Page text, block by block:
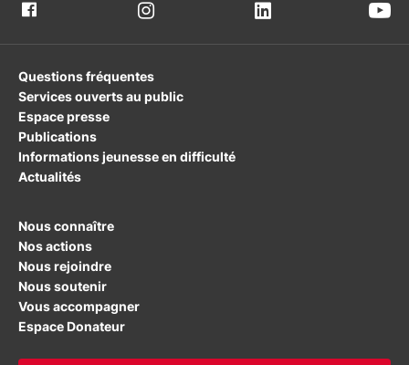
Questions fréquentes
Services ouverts au public
Espace presse
Publications
Informations jeunesse en difficulté
Actualités
Nous connaître
Nos actions
Nous rejoindre
Nous soutenir
Vous accompagner
Espace Donateur